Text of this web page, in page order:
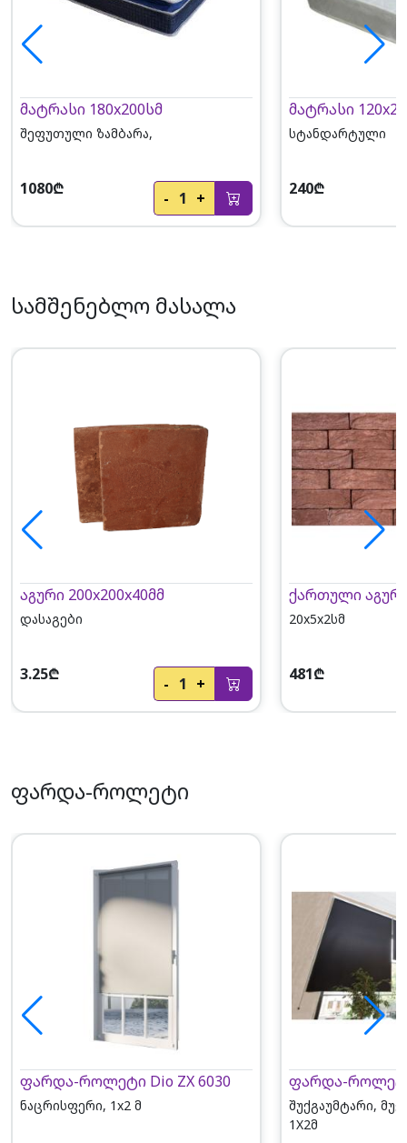
მატრასი 180x200სმ
შეფუთული ზამბარა,
1080₾ - 1 +
მატრასი
სტანდარტული
240₾
სამშენებლო მასალა
აგური 200x200x40მმ
დასაგები
3.25₾ - 1 +
ქართული აგური
20x5x2სმ
481₾
ფარდა-როლეტი
ფარდა-როლეტი Dio ZX 6030
ნაცრისფერი, 1x2 მ
ფარდა-როლეტი
შუქგაუმტარი,
1X2მ